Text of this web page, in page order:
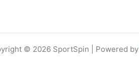
© 2026 SportSpin | Powered by